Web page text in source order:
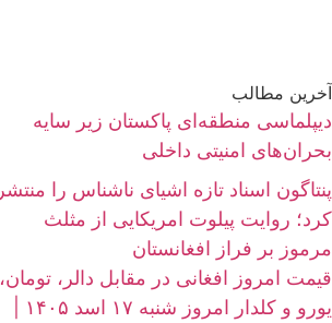
آخرین مطالب
دیپلماسی منطقه‌ای پاکستان زیر سایه
بحران‌های امنیتی داخلی
پنتاگون اسناد تازه اشیای ناشناس را منتشر
کرد؛ روایت پیلوت امریکایی از مثلث
مرموز بر فراز افغانستان
قیمت امروز افغانی در مقابل دالر، تومان،